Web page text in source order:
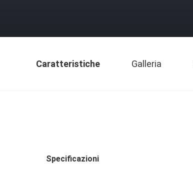
Caratteristiche Galleria
Specificazioni